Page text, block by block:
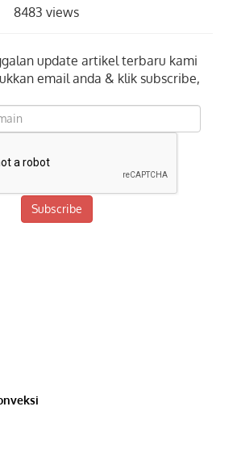
8483 views
update artikel terbaru kami
email anda & klik subscribe,
Subscribe